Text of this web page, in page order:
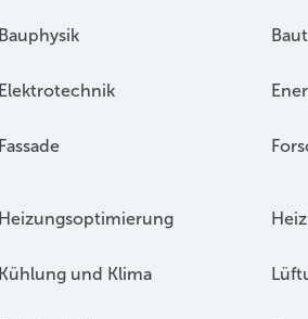
Bauphysik
Elektrotechnik
Fassade
Heizungsoptimierung
Kühlung und Klima